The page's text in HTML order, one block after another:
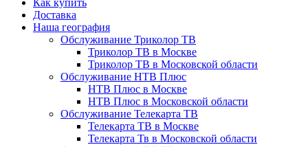
Как купить
Доставка
Наша география
Обслуживание Триколор ТВ
Триколор ТВ в Москве
Триколор ТВ в Московской области
Обслуживание НТВ Плюс
НТВ Плюс в Москве
НТВ Плюс в Московской области
Обслуживание Телекарта ТВ
Телекарта ТВ в Москве
Телекарта Тв в Московской области